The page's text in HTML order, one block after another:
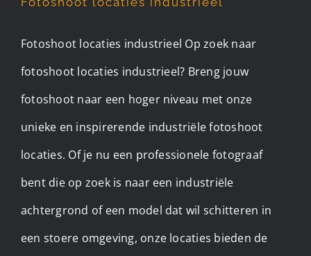
Fotoshoot locaties industrieel Op zoek naar
fotoshoot locaties industrieel? Breng jouw
fotoshoot naar een hoger niveau met onze
unieke en inspirerende industriële fotoshoot
locaties. Of je nu een professionele fotograaf
bent die op zoek is naar een industriële
achtergrond of een model dat wil schitteren in
een stoere omgeving, onze locaties bieden de